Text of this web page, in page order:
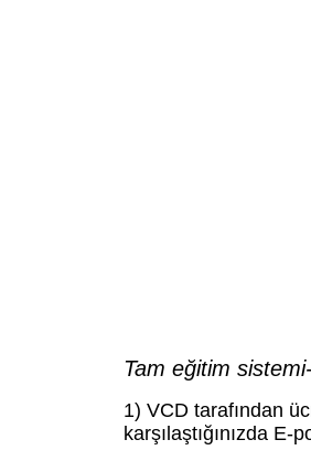
Tam eğitim sistemi
1) VCD tarafından
karşılaştığınızda